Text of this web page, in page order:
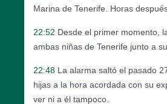
Marina de Tenerife. Horas
22:52 Desde el primer momento,
ambas niñas de Tenerife junto a
22:48 La alarma saltó el pasado
hijas a la hora acordada con su
ver ni a él tampoco.